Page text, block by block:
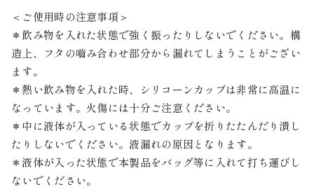
＜ご使用時の注意事項＞
＊飲み物を入れた状態で強く振ったりしないでください。構
造上、フタの嚙み合わせ部分から漏れてしまうことがござい
ます。
＊熱い飲み物を入れた時、シリコーンカップは非常に高温に
なっています。火傷には十分ご注意ください。
＊中に液体が入っている状態でカップを折りたたんだり潰し
たりしないでください。液漏れの原因となります。
＊液体が入った状態で本製品をバッグ等に入れて打ち運びし
ないでください。